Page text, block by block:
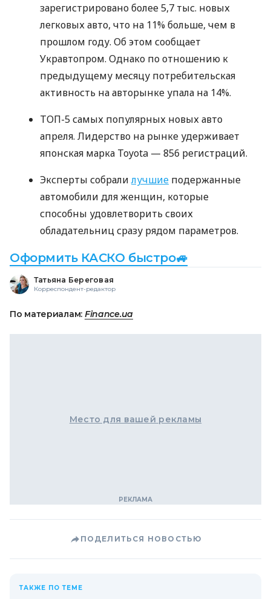
зарегистрировано более 5,7 тыс. новых
легковых авто, что на 11% больше, чем в
прошлом году. Об этом сообщает
Укравтопром. Однако по отношению к
предыдущему месяцу потребительская
активность на авторынке упала на 14%.
ТОП-5 самых популярных новых авто
апреля. Лидерство на рынке удерживает
японская марка Toyota — 856 регистраций.
Эксперты собралилучшие подержанные
автомобили для женщин, которые
способны удовлетворить своих
обладательниц сразу рядом параметров.
Оформить КАСКО быстро🚙
Татьяна Береговая
Корреспондент-редактор
По материалам: Finance.ua
Место для вашей рекламы
ПОДЕЛИТЬСЯ НОВОСТЬЮ
ТАКЖЕ ПО ТЕМЕ